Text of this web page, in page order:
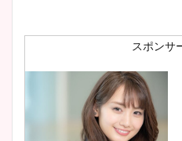
スポンサ